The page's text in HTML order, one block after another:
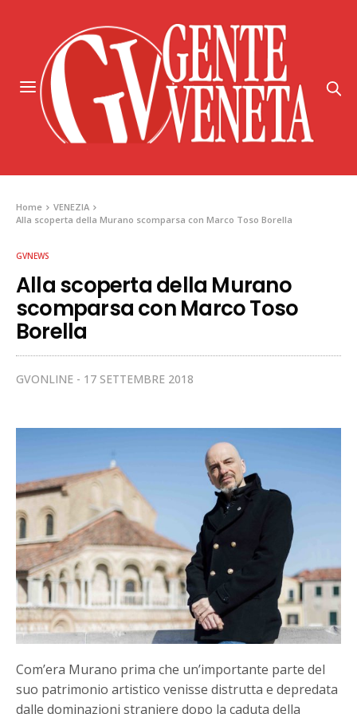
Home
VENEZIA
Alla scoperta della Murano scomparsa con Marco Toso Borella
GVNEWS
Alla scoperta della Murano
scomparsa con Marco Toso
Borella
GVONLINE 17 SETTEMBRE 2018
Com’era Murano prima che un’importante parte del
suo patrimonio artistico venisse distrutta e depredata
dalle dominazioni straniere dopo la caduta della